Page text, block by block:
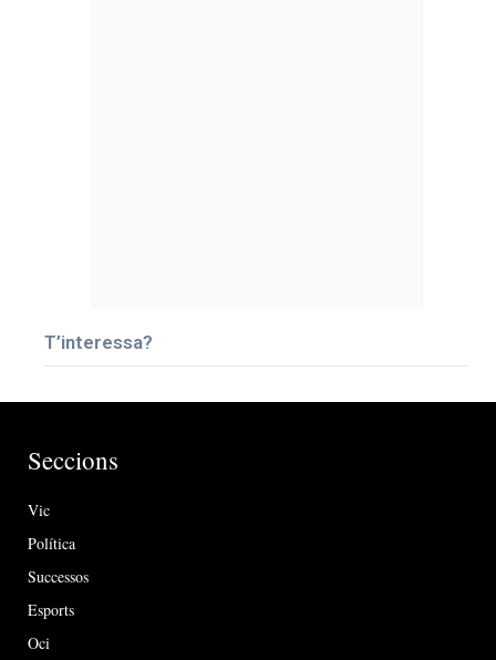
T’interessa?
Seccions
Vic
Política
Successos
Esports
Oci